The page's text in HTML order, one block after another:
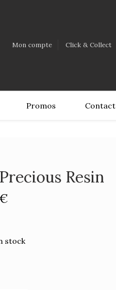
Mon compte Click & Collect
Promos Contact
Resin
stock